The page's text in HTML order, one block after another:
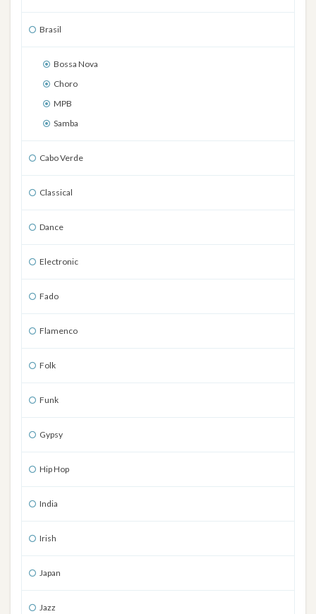
Brasil
Bossa Nova
Choro
MPB
Samba
Cabo Verde
Classical
Dance
Electronic
Fado
Flamenco
Folk
Funk
Gypsy
Hip Hop
India
Irish
Japan
Jazz